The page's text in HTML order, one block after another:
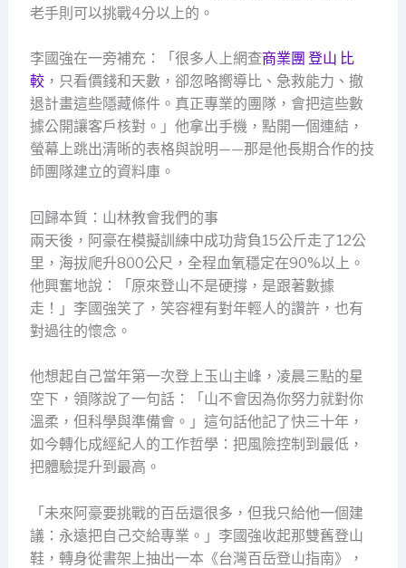
老手則可以挑戰4分以上的。
李國強在一旁補充：「很多人上網查商業團 登山 比
較，只看價錢和天數，卻忽略嚮導比、急救能力、撤
退計畫這些隱藏條件。真正專業的團隊，會把這些數
據公開讓客戶核對。」他拿出手機，點開一個連結，
螢幕上跳出清晰的表格與說明——那是他長期合作的技
師團隊建立的資料庫。
回歸本質：山林教會我們的事
兩天後，阿豪在模擬訓練中成功背負15公斤走了12公
里，海拔爬升800公尺，全程血氧穩定在90%以上。
他興奮地說：「原來登山不是硬撐，是跟著數據
走！」李國強笑了，笑容裡有對年輕人的讚許，也有
對過往的懷念。
他想起自己當年第一次登上玉山主峰，凌晨三點的星
空下，領隊說了一句話：「山不會因為你努力就對你
溫柔，但科學與準備會。」這句話他記了快三十年，
如今轉化成經紀人的工作哲學：把風險控制到最低，
把體驗提升到最高。
「未來阿豪要挑戰的百岳還很多，但我只給他一個建
議：永遠把自己交給專業。」李國強收起那雙舊登山
鞋，轉身從書架上抽出一本《台灣百岳登山指南》，